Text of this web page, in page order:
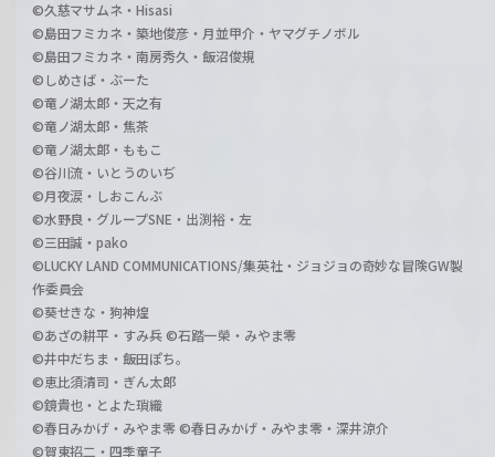
©久慈マサムネ・Hisasi
©島田フミカネ・築地俊彦・月並甲介・ヤマグチノボル
©島田フミカネ・南房秀久・飯沼俊規
©しめさば・ぶーた
©竜ノ湖太郎・天之有
©竜ノ湖太郎・焦茶
©竜ノ湖太郎・ももこ
©谷川流・いとうのいぢ
©月夜涙・しおこんぶ
©水野良・グループSNE・出渕裕・左
©三田誠・pako
©LUCKY LAND COMMUNICATIONS/集英社・ジョジョの奇妙な冒険GW製
作委員会
©葵せきな・狗神煌
©あざの耕平・すみ兵 ©石踏一榮・みやま零
©井中だちま・飯田ぽち。
©恵比須清司・ぎん太郎
©鏡貴也・とよた瑣織
©春日みかげ・みやま零 ©春日みかげ・みやま零・深井涼介
©賀東招二・四季童子